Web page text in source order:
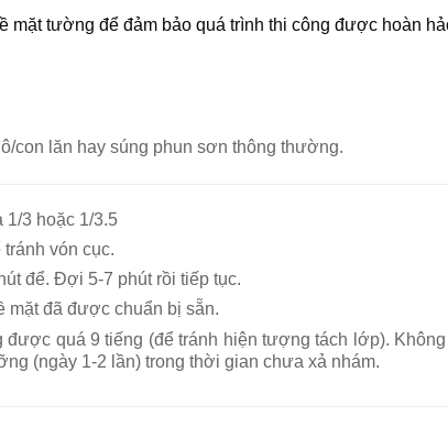
mặt tường để đảm bảo quá trình thi công được hoàn
con lăn hay súng phun sơn thông thường.
1/3 hoặc 1/3.5
vón cục.
để. Đợi 5-7 phút rồi tiếp tục.
mặt đã được chuẩn bị sẵn.
quá 9 tiếng (để tránh hiện tượng tách lớp).
(ngày 1-2 lần) trong thời gian chưa xả nhám.